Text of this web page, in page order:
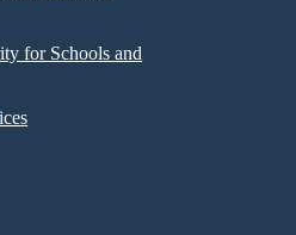
for Schools and